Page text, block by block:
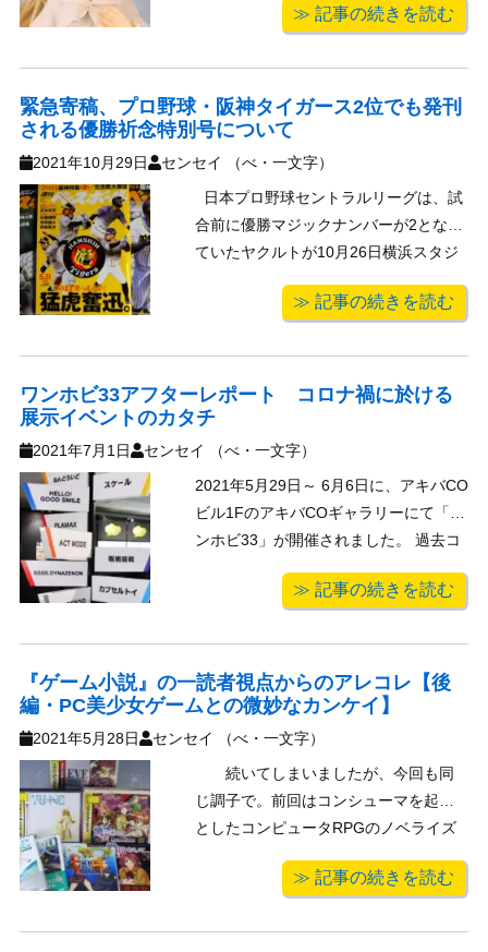
2019年から始めているのに不定期連載
今年はこの本数を少しでも増やせれば
と思い、今回は原点回 ...
≫ 記事の続きを読む
緊急寄稿、プロ野球・阪神タイガース2位でも発刊
される優勝祈念特別号について
2021年10月29日
センセイ （べ・一文字）
日本プロ野球セントラルリーグは、試
合前に優勝マジックナンバーが2となっ
ていたヤクルトが10月26日横浜スタジ
利、同日に阪神甲子園球場にて行われ
たため、2021年のセリーグ優勝を決め
まし ...
≫ 記事の続きを読む
ワンホビ33アフターレポート コロナ禍に於ける
展示イベントのカタチ
2021年7月1日
センセイ （べ・一文字）
2021年5月29日～ 6月6日に、アキバCO
ビル1FのアキバCOギャラリーにて「ワ
ンホビ33」が開催されました。 過去コ
したが、このイベントは黎明期より塗
してきたメーカー、グッドスマイルカ
ンパニーが主催の無料展 ...
≫ 記事の続きを読む
『ゲーム小説』の一読者視点からのアレコレ【後
編・PC美少女ゲームとの微妙なカンケイ】
2021年5月28日
センセイ （べ・一文字）
続いてしまいましたが、今回も同
じ調子で。前回はコンシューマを起源
としたコンピュータRPGのノベライズ
て、ゲームノベライズで印象的なもの
的な記憶と体験・経験則が元ですので
≫ 記事の続きを読む